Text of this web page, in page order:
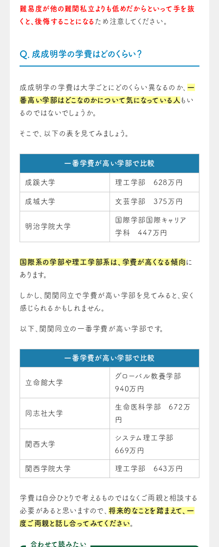
難易度が他の難関私立よりも低めだからといって手を抜
くと、後悔することになる ため注意してください。
Q．成成明学の学費はどのくらい？
成成明学の学費は大学ごとにどのくらい異なるのか、 一
番高い学部はどこなのかについて気になっている人 もい
るのではないでしょうか。
そこで、以下の表を見てみましょう。
一番学費が高い学部で比較
成蹊大学 理工学部 628万円
成城大学 文芸学部 375万円
明治学院大学
国際学部国際キャリア
学科 447万円
国際系の学部や理工学部系は、学費が高くなる傾向に
あります。
しかし、関関同立で学費が高い学部を見てみると、安く
感じられるかもしれません。
以下、関関同立の一番学費が高い学部です。
一番学費が高い学部で比較
立命館大学
グローバル教養学部
940万円
同志社大学
生命医科学部 672万
円
関西大学
システム理工学部
669万円
関西学院大学 理工学部 643万円
学費は自分ひとりで考えるものではなくご両親と相談する
必要があると思いますので、 将来的なことを踏まえて、一
度ご両親と話し合ってみてください
合わせて読みたい